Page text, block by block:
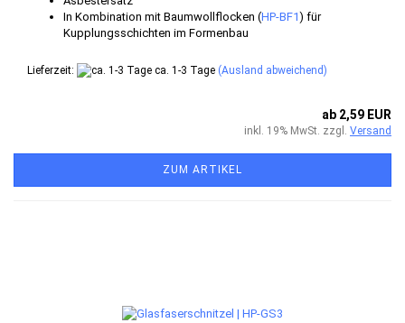
In Kombination mit Baumwollflocken (HP-BF1) für
Kupplungsschichten im Formenbau
Lieferzeit: ca. 1-3 Tage (Ausland abweichend)
ab 2,59 EUR
inkl. 19% MwSt. zzgl. Versand
ZUM ARTIKEL